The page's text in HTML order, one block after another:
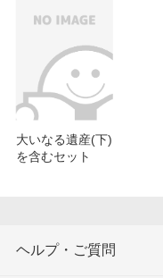
大いなる遺産(下)
を含むセット
ヘルプ・ご質問